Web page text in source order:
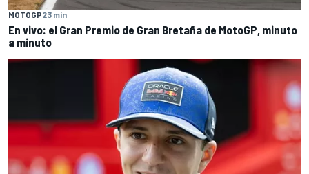
MOTOGP23 min
En vivo: el Gran Premio de Gran Bretaña de MotoGP, minuto
a minuto